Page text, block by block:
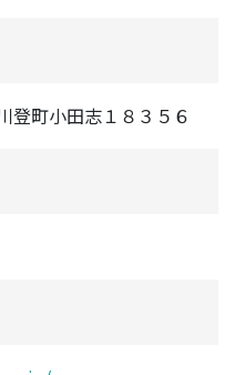
登町小田志１８３５６